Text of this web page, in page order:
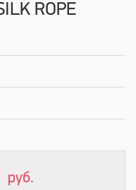
ROPE
руб.